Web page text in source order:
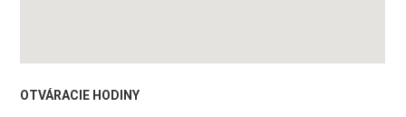
OTVÁRACIE HODINY